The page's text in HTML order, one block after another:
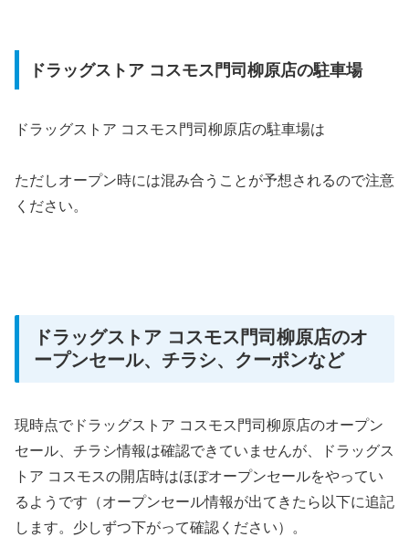
ドラッグストア コスモス門司柳原店の駐車場
ドラッグストア コスモス門司柳原店の駐車場は
ただしオープン時には混み合うことが予想されるので注意
ください。
ドラッグストア コスモス門司柳原店のオ
ープンセール、チラシ、クーポンなど
現時点でドラッグストア コスモス門司柳原店のオープン
セール、チラシ情報は確認できていませんが、ドラッグス
トア コスモスの開店時はほぼオープンセールをやってい
るようです（オープンセール情報が出てきたら以下に追記
します。少しずつ下がって確認ください）。